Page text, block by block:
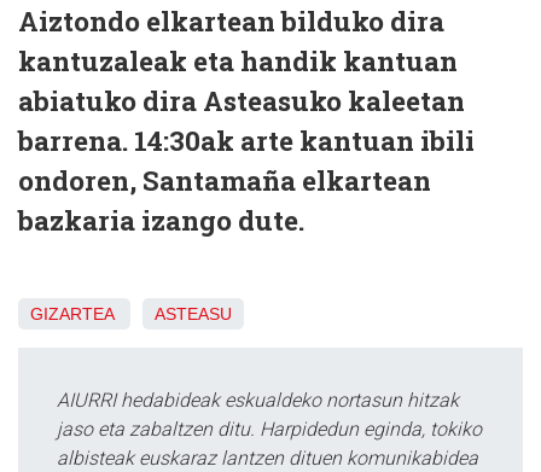
Aiztondo elkartean bilduko dira
kantuzaleak eta handik kantuan
abiatuko dira Asteasuko kaleetan
barrena. 14:30ak arte kantuan ibili
ondoren, Santamaña elkartean
bazkaria izango dute.
GIZARTEA ASTEASU
AIURRI hedabideak eskualdeko nortasun hitzak
jaso eta zabaltzen ditu. Harpidedun eginda, tokiko
albisteak euskaraz lantzen dituen komunikabidea